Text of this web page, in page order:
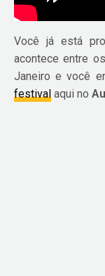
Você já está
acontece entre
Janeiro e você
festival aqui no